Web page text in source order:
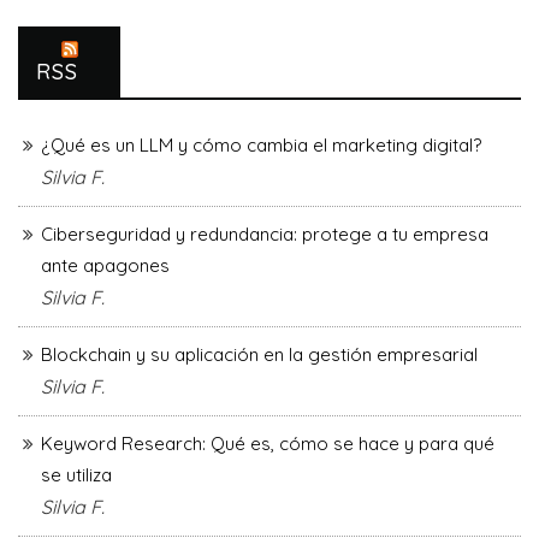
RSS
¿Qué es un LLM y cómo cambia el marketing digital?
Silvia F.
Ciberseguridad y redundancia: protege a tu empresa
ante apagones
Silvia F.
Blockchain y su aplicación en la gestión empresarial
Silvia F.
Keyword Research: Qué es, cómo se hace y para qué
se utiliza
Silvia F.